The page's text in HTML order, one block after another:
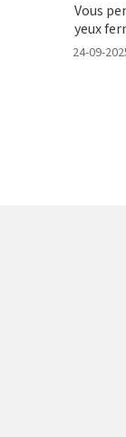
Vous
yeux
24-09-